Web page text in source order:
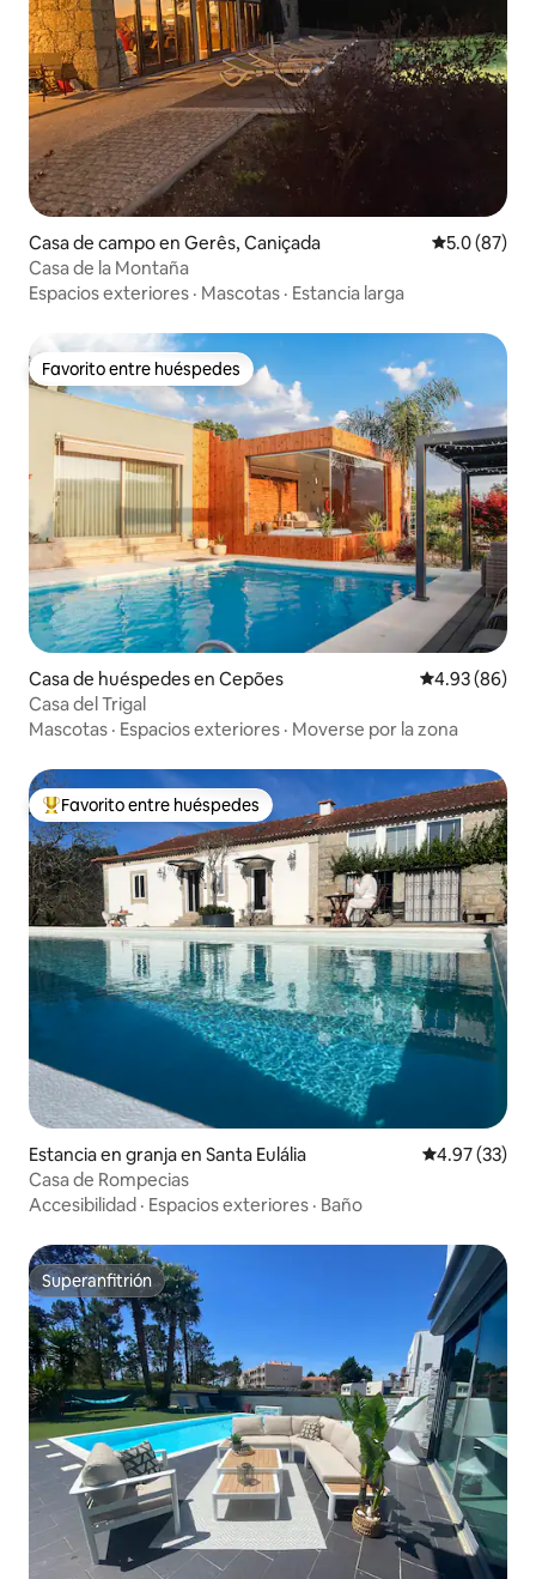
Casa de campo en Gerês, Caniçada Calificación
5.0 (87)
Casa de la Montaña
Espacios exteriores · Mascotas · Estancia larga
Favorito entre huéspedes
Favorito entre huéspedes
Casa de huéspedes en Cepões Calificación
4.93 (86)
Casa del Trigal
Mascotas · Espacios exteriores · Moverse por la zona
De los mejores en Favorito entre huéspedes
Favorito entre huéspedes
Estancia en granja en Santa Eulália Calificación
4.97 (33)
Casa de Rompecias
Accesibilidad · Espacios exteriores · Baño
Superanfitrión
Superanfitrión